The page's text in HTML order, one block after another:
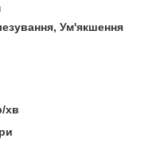
Ум'якшення
хв